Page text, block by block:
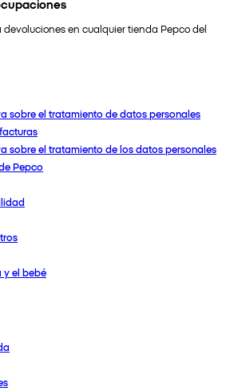
devoluciones en cualquier tienda Pepco del
sobre el tratamiento de datos personales
sobre el tratamiento de los datos personales
Pepco
y el bebé